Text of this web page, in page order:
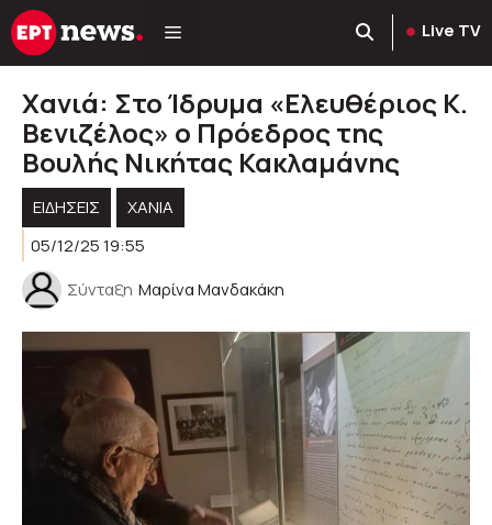
Μετάβαση
σε
Live TV
Χανιά: Στο Ίδρυμα «Ελευθέριος Κ.
Βενιζέλος» ο Πρόεδρος της
Βουλής Νικήτας Κακλαμάνης
ΕΙΔΗΣΕΙΣ
ΧΑΝΙΑ
05/12/25 19:55
Σύνταξη Μαρίνα Μανδακάκη